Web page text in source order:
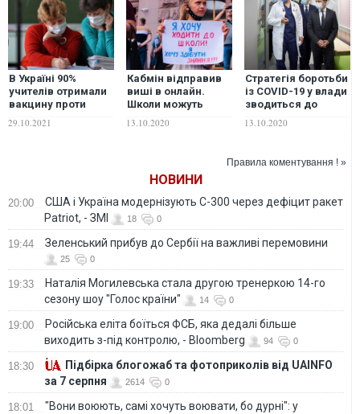
В Україні 90%
учителів отримали
вакцину проти
ВООЗ рекомендує
29.10.2021
Кабмін відправив
виші в онлайн.
Школи можуть
компанію після
13.10.2020
Стратегія боротьби
із COVID-19 у влади
зводиться до
бодай щось"
13.10.2020
Правила коментування ! »
НОВИНИ
20:00
США і Україна модернізують С-300 через дефіцит ракет
Patriot, - ЗМІ
18 0
19:44 Зеленський прибув до Сербії на важливі перемовини
25 0
19:33
Наталія Могилевська стала другою тренеркою 14-го
сезону шоу "Голос країни"
14 0
19:00
Російська еліта боїться ФСБ, яка дедалі більше
виходить з-під контролю, - Bloomberg
94 0
18:30
Підбірка блогожаб та фотоприколів від UAINFO
за 7 серпня
2614 0
18:01
"Вони воюють, самі хочуть воювати, бо дурні": у